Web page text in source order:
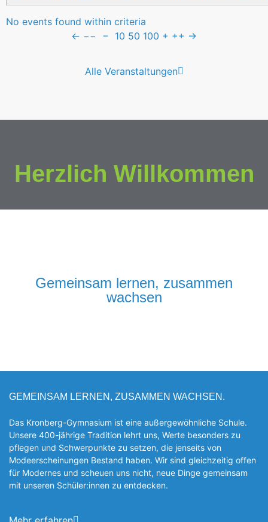
No events found within criteria
← −− − 10 50 100 + ++ →
Alle Veranstaltungen
Herzlich Willkommen
Gemeinsam lernen, zusammen
wachsen
GEMEINSAM LERNEN, ZUSAMMEN WACHSEN.
Das Kronberg-Gymnasium ist eine außergewöhnliche Schule.
Unsere 400-jährige Tradition lehrt uns, Werte besonders zu
pflegen und Schwerpunkte zu setzen, die jen­seits von
Modeerscheinungen Be­stand haben. Wir sind gleichzeitig offen
für Modernes und scheuen uns nicht, neue Dinge gemeinsam
mit unseren Schüler:innen zu entde­cken.